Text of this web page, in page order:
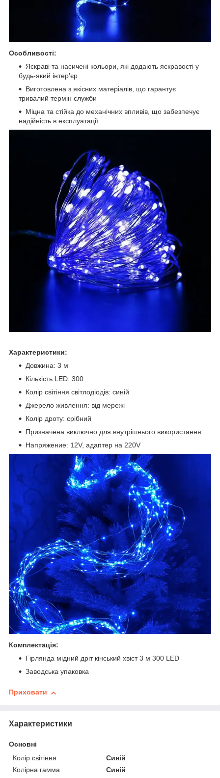
Особливості:
Яскраві та насичені кольори, які додають яскравості у
будь-який інтер'єр
Виготовлена з якісних матеріалів, що гарантує
тривалий термін служби
Міцна та стійка до механічних впливів, що забезпечує
надійність в експлуатації
Характеристики:
Довжина: 3 м
Кількість LED: 300
Колір світіння світлодіодів: синій
Джерело живлення: від мережі
Колір дроту: срібний
Призначена виключно для внутрішнього використання
Напряжение: 12V, адаптер на 220V
Комплектація:
Гірлянда мідний дріт кінський хвіст 3 м 300 LED
Заводська упаковка
Приховати
Характеристики
Основні
Колір світіння
Синій
Колірна гамма
Синій